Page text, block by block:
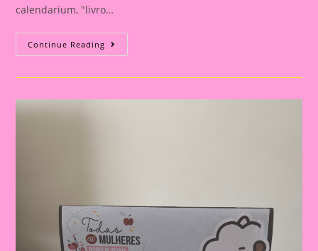
calendarium, "livro…
Continue Reading Calendário
De
Da